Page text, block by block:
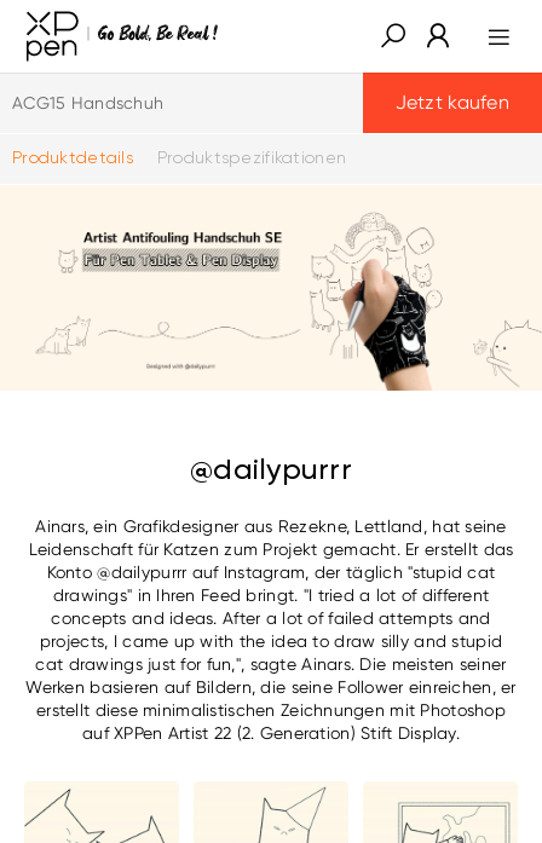
ACG15 Handschuh
Produktdetails Produktspezifikationen
Jetzt kaufen
@dailypurrr
Ainars, ein Grafikdesigner aus Rezekne, Lettland, hat seine
Leidenschaft für Katzen zum Projekt gemacht. Er erstellt das
Konto @dailypurrr auf Instagram, der täglich "stupid cat
drawings" in Ihren Feed bringt. "I tried a lot of different
concepts and ideas. After a lot of failed attempts and
projects, I came up with the idea to draw silly and stupid
cat drawings just for fun,", sagte Ainars. Die meisten seiner
Werken basieren auf Bildern, die seine Follower einreichen, er
erstellt diese minimalistischen Zeichnungen mit Photoshop
auf XPPen Artist 22 (2. Generation) Stift Display.